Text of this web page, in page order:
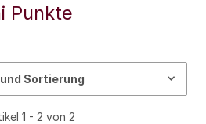
Punkte
Sortierung
1 - 2 von 2